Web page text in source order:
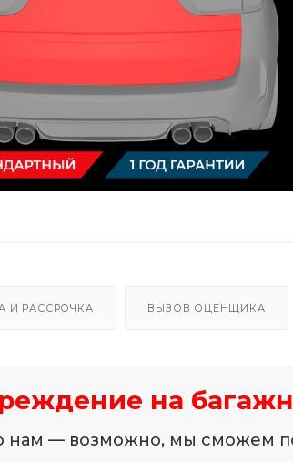
И РАССРОЧКА ВЫЗОВ ОЦЕНЩИКА
на
нам — возможно, мы сможем